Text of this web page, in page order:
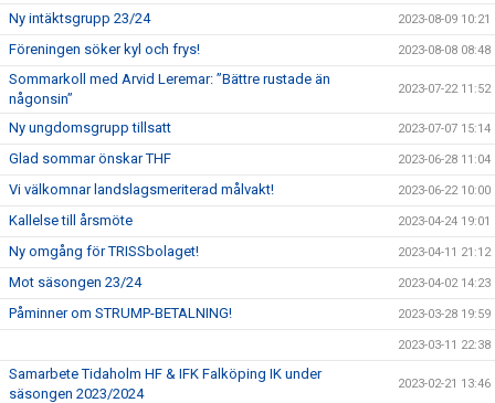
Ny intäktsgrupp 23/24 2023-08-09 10:21
Föreningen söker kyl och frys! 2023-08-08 08:48
Sommarkoll med Arvid Leremar: ”Bättre rustade än
någonsin”
2023-07-22 11:52
Ny ungdomsgrupp tillsatt 2023-07-07 15:14
Glad sommar önskar THF 2023-06-28 11:04
Vi välkomnar landslagsmeriterad målvakt! 2023-06-22 10:00
Kallelse till årsmöte 2023-04-24 19:01
Ny omgång för TRISSbolaget! 2023-04-11 21:12
Mot säsongen 23/24 2023-04-02 14:23
Påminner om STRUMP-BETALNING! 2023-03-28 19:59
2023-03-11 22:38
Samarbete Tidaholm HF & IFK Falköping IK under
säsongen 2023/2024
2023-02-21 13:46